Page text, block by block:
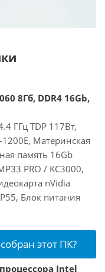
8Гб, DDR4 16Gb,
ГГц TDP 117Вт,
Материнская
память 16Gb
PRO / KC3000,
nVidia
Блок питания
этот ПК?
Intel